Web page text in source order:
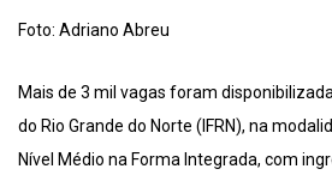
Foto: Adriano Abreu
Mais de 3 mil vagas foram
do Rio Grande do Norte (IFRN), na
Nível Médio na Forma Integrada, com